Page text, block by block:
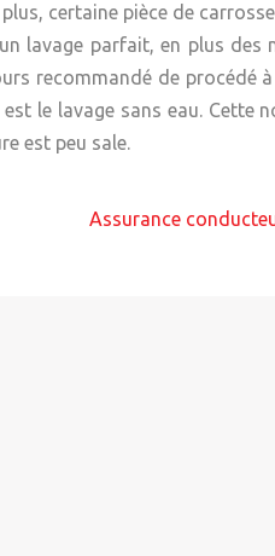
certaine pièce de
lavage parfait, en plus
recommandé de procédé
le lavage sans eau. Cette
est peu sale.
Assurance